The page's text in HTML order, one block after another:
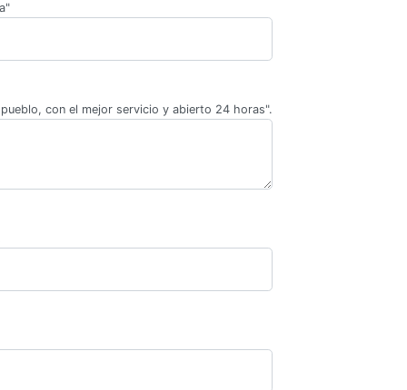
con el mejor servicio y abierto 24 horas".